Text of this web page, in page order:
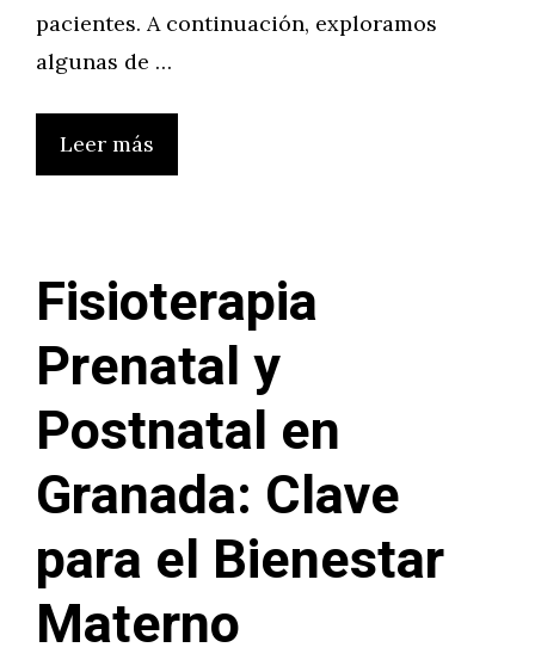
pacientes. A continuación, exploramos
algunas de …
Leer más
Fisioterapia
Prenatal y
Postnatal en
Granada: Clave
para el Bienestar
Materno